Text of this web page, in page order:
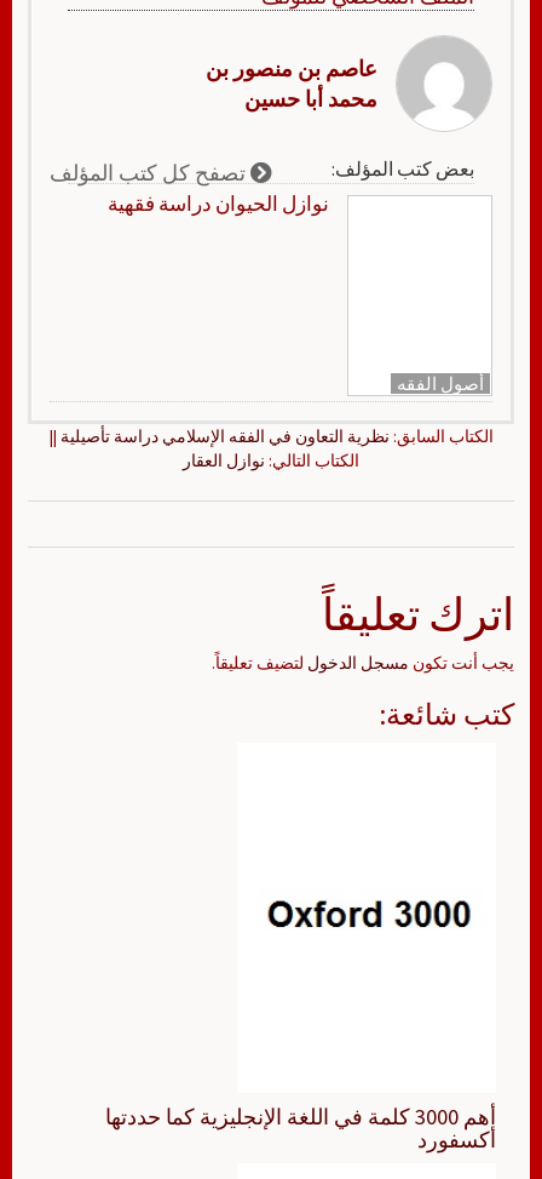
عاصم بن منصور بن
محمد أبا حسين
بعض كتب المؤلف: تصفح كل كتب المؤلف
أصول الفقه
نوازل الحيوان دراسة فقهية
الكتاب السابق: نظرية التعاون في الفقه الإسلامي دراسة تأصيلية ||
الكتاب التالي: نوازل العقار
اترك تعليقاً
يجب أنت تكون مسجل الدخول لتضيف تعليقاً.
كتب شائعة:
أهم 3000 كلمة في اللغة الإنجليزية كما حددتها
أكسفورد